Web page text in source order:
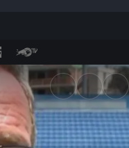
Thriller: